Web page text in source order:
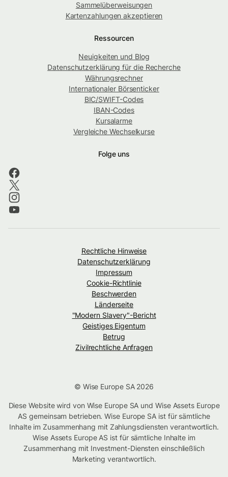
Sammelüberweisungen
Kartenzahlungen akzeptieren
Ressourcen
Neuigkeiten und Blog
Datenschutzerklärung für die Recherche
Währungsrechner
Internationaler Börsenticker
BIC/SWIFT-Codes
IBAN-Codes
Kursalarme
Vergleiche Wechselkurse
Folge uns
Rechtliche Hinweise
Datenschutzerklärung
Impressum
Cookie-Richtlinie
Beschwerden
Länderseite
"Modern Slavery"-Bericht
Geistiges Eigentum
Betrug
Zivilrechtliche Anfragen
© Wise Europe SA 2026
Diese Website wird von Wise Europe SA und Wise Assets Europe
AS gemeinsam betrieben. Wise Europe SA ist für sämtliche
Inhalte im Zusammenhang mit Zahlungsdiensten verantwortlich.
Wise Assets Europe AS ist für sämtliche Inhalte im
Zusammenhang mit Investment-Diensten einschließlich
Marketing verantwortlich.